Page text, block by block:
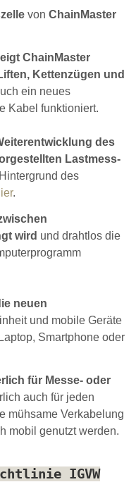
von ChainMaster
ChainMaster
Kettenzügen und
ein neues
Kabel funktioniert.
des
Lastmess-
des
.
wird und drahtlos die
neuen
und mobile Geräte
Smartphone oder
für Messe- oder
auch für jeden
mühsame Verkabelung
mobil genutzt werden.
IGVW